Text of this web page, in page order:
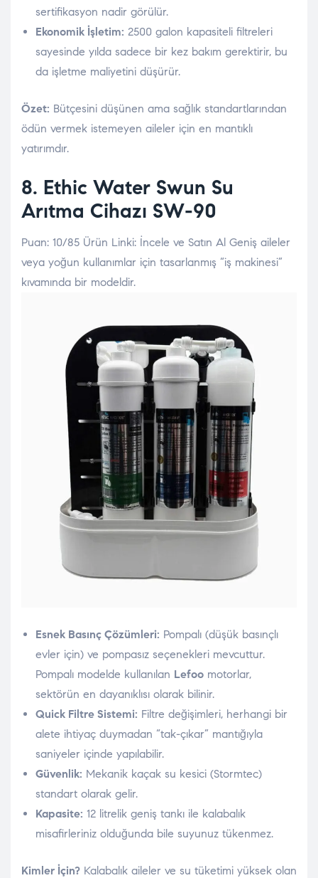
sertifikasyon nadir görülür.
Ekonomik İşletim: 2500 galon kapasiteli filtreleri
sayesinde yılda sadece bir kez bakım gerektirir, bu
da işletme maliyetini düşürür.
Özet: Bütçesini düşünen ama sağlık standartlarından
ödün vermek istemeyen aileler için en mantıklı
yatırımdır.
8. Ethic Water Swun Su
Arıtma Cihazı SW-90
Puan: 10/85 Ürün Linki: İncele ve Satın Al Geniş aileler
veya yoğun kullanımlar için tasarlanmış “iş makinesi”
kıvamında bir modeldir.
Esnek Basınç Çözümleri: Pompalı (düşük basınçlı
evler için) ve pompasız seçenekleri mevcuttur.
Pompalı modelde kullanılan Lefoo motorlar,
sektörün en dayanıklısı olarak bilinir.
Quick Filtre Sistemi: Filtre değişimleri, herhangi bir
alete ihtiyaç duymadan “tak-çıkar” mantığıyla
saniyeler içinde yapılabilir.
Güvenlik: Mekanik kaçak su kesici (Stormtec)
standart olarak gelir.
Kapasite: 12 litrelik geniş tankı ile kalabalık
misafirleriniz olduğunda bile suyunuz tükenmez.
Kimler İçin? Kalabalık aileler ve su tüketimi yüksek olan